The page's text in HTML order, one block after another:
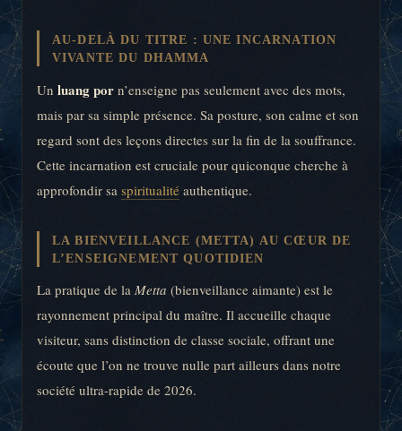
AU-DELÀ DU TITRE : UNE INCARNATION
VIVANTE DU DHAMMA
Un luang por n’enseigne pas seulement avec des mots,
mais par sa simple présence. Sa posture, son calme et son
regard sont des leçons directes sur la fin de la souffrance.
Cette incarnation est cruciale pour quiconque cherche à
approfondir sa spiritualité authentique.
LA BIENVEILLANCE (METTA) AU CŒUR DE
L’ENSEIGNEMENT QUOTIDIEN
La pratique de la Metta (bienveillance aimante) est le
rayonnement principal du maître. Il accueille chaque
visiteur, sans distinction de classe sociale, offrant une
écoute que l’on ne trouve nulle part ailleurs dans notre
société ultra-rapide de 2026.